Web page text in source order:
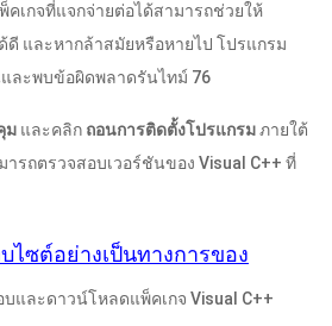
เกจที่แจกจ่ายต่อได้สามารถช่วยให้
และหากล้าสมัยหรือหายไป โปรแกรม
ละพบข้อผิดพลาดรันไทม์ 76
ม และคลิก ถอนการติดตั้งโปรแกรมภายใต้
รถตรวจสอบเวอร์ชันของ Visual C++ ที่
บไซต์อย่างเป็นทางการของ
บและดาวน์โหลดแพ็คเกจ Visual C++